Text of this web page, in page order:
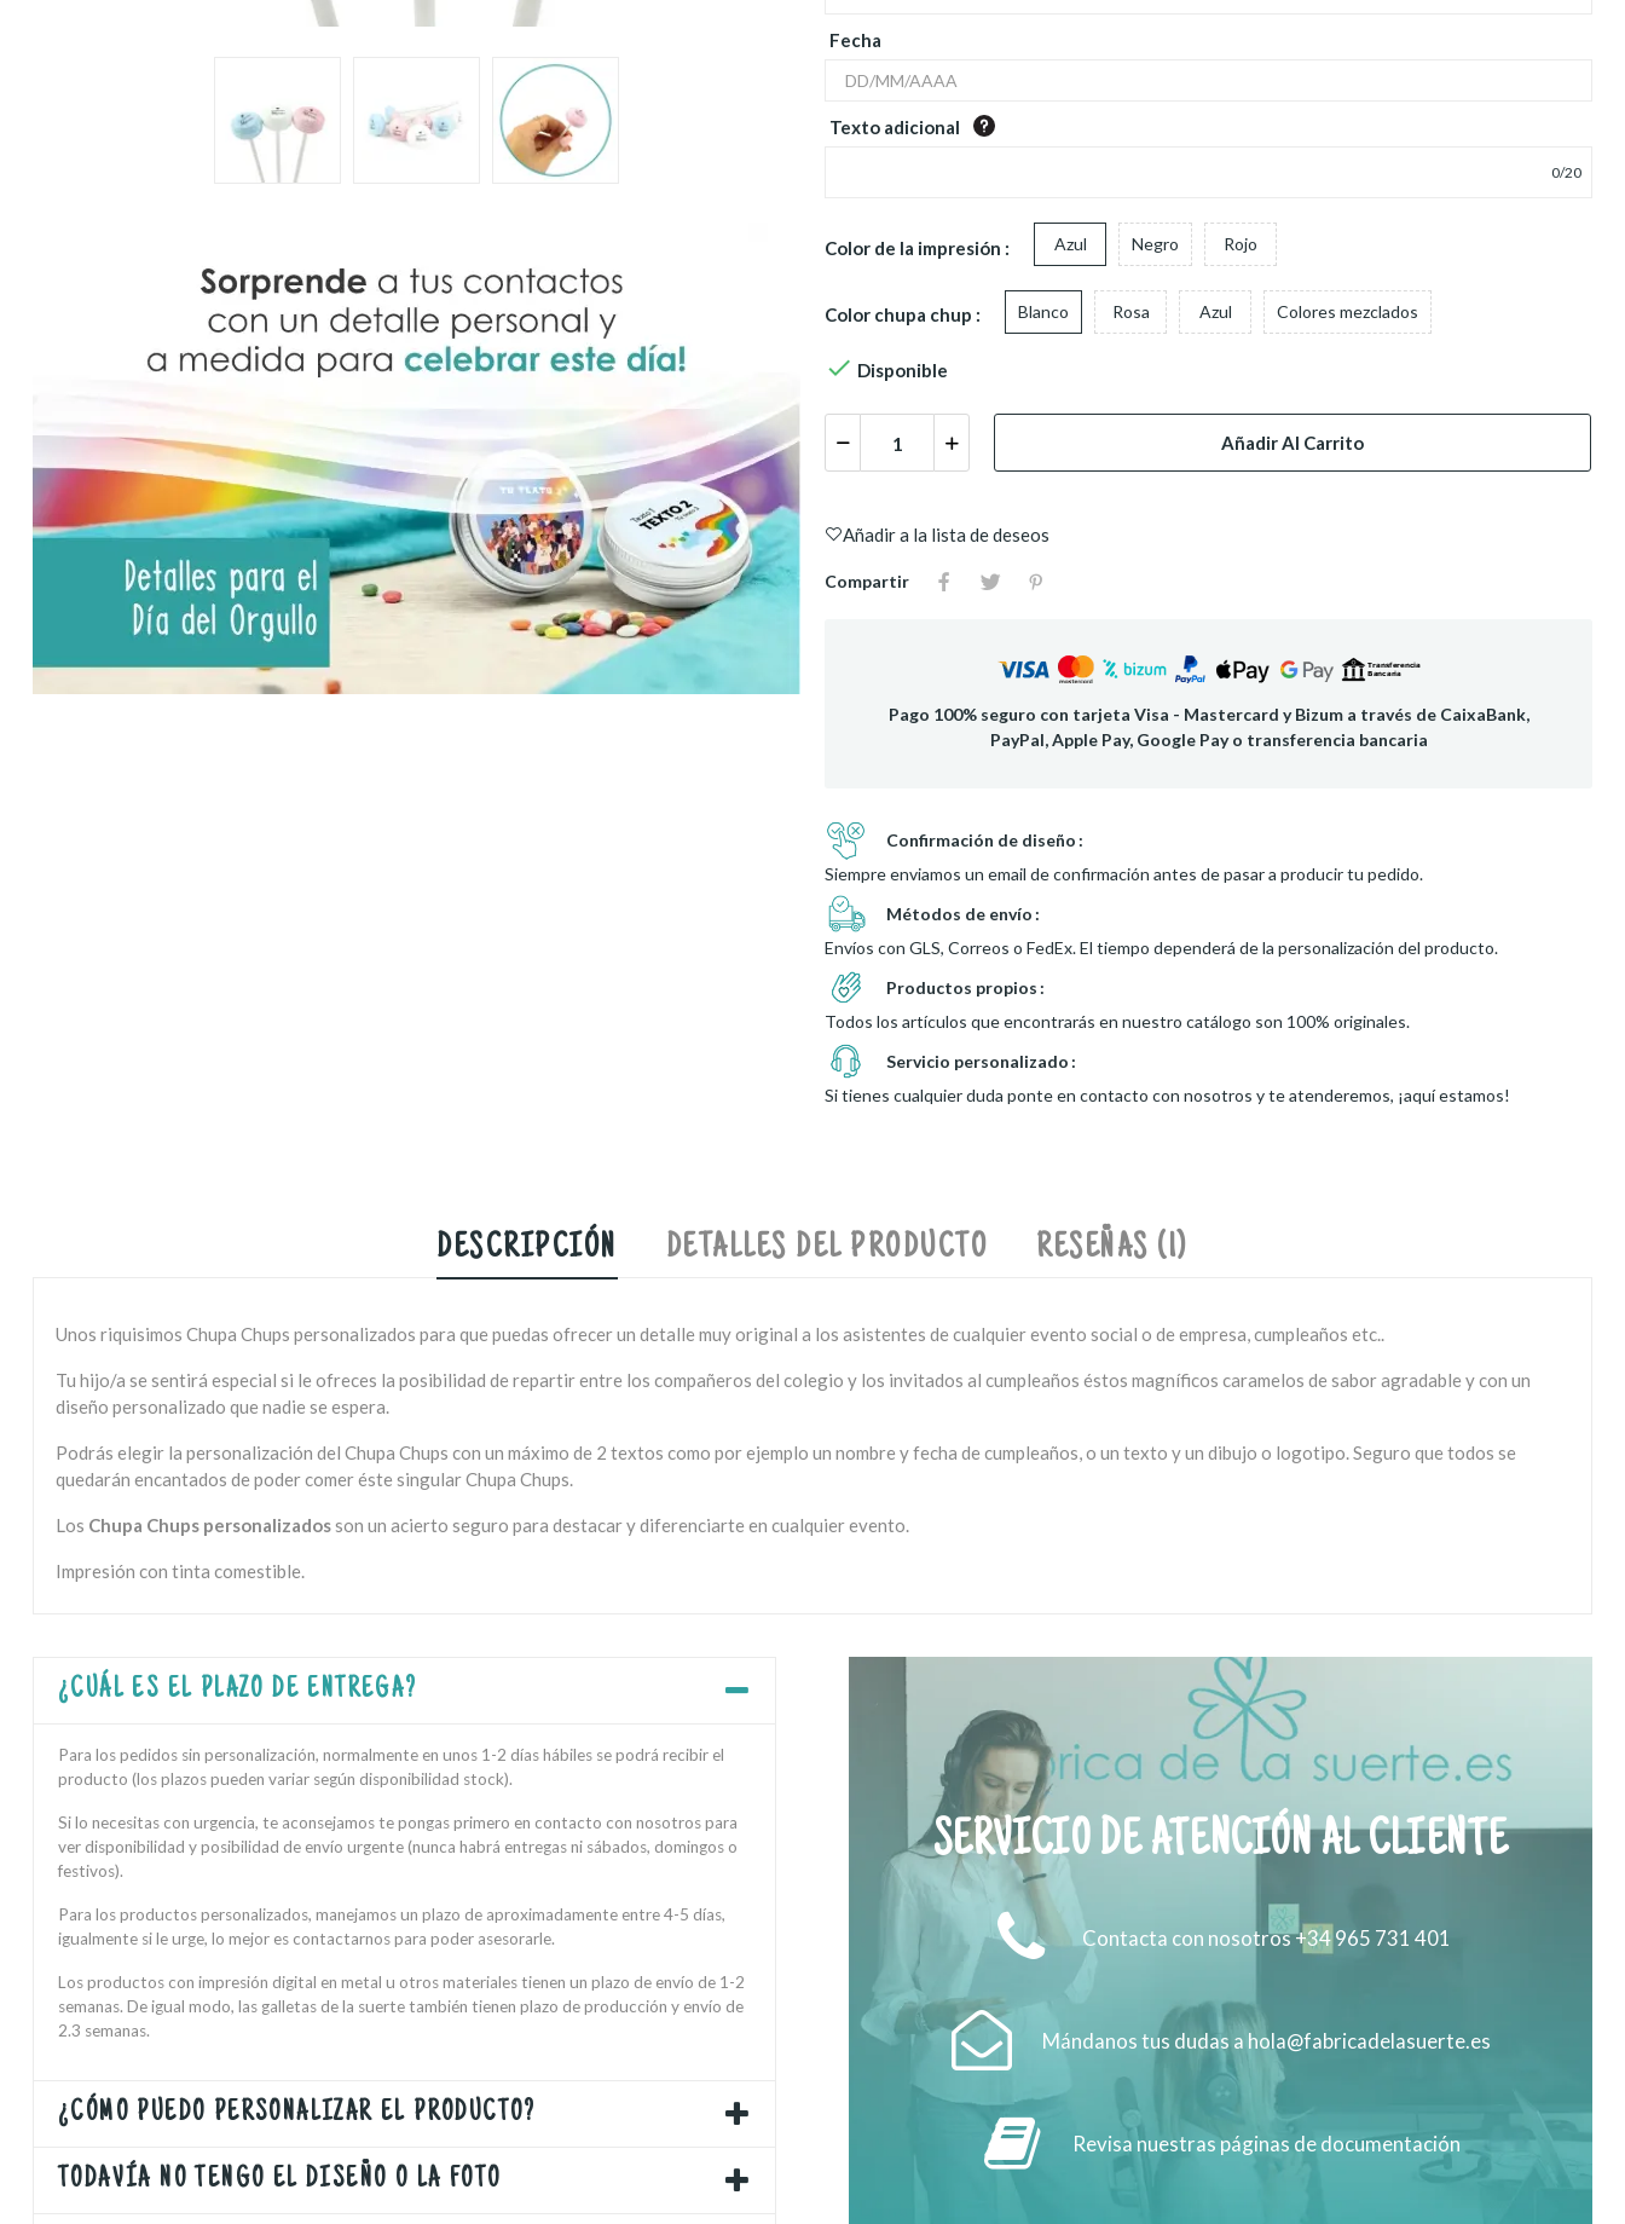
Fecha
Texto adicional
0/20
Color de la impresión : Azul Negro Rojo
Color chupa chup : Blanco Rosa Azul Colores mezclados
 Disponible
Añadir Al Carrito
Añadir a la lista de deseos
Compartir
Pago 100% seguro con tarjeta Visa - Mastercard y Bizum a través de CaixaBank,
PayPal, Apple Pay, Google Pay o transferencia bancaria
Confirmación de diseño
Siempre enviamos un email de confirmación antes de pasar a producir tu pedido.
Métodos de envío
Envíos con GLS, Correos o FedEx. El tiempo dependerá de la personalización del producto.
Productos propios
Todos los artículos que encontrarás en nuestro catálogo son 100% originales.
Servicio personalizado
Si tienes cualquier duda ponte en contacto con nosotros y te atenderemos, ¡aquí estamos!
DESCRIPCIÓN DETALLES DEL PRODUCTO RESEÑAS (1)
Unos riquisimos Chupa Chups personalizados para que puedas ofrecer un detalle muy original a los asistentes de cualquier evento social o de empresa, cumpleaños etc..
Tu hijo/a se sentirá especial si le ofreces la posibilidad de repartir entre los compañeros del colegio y los invitados al cumpleaños éstos magníficos caramelos de sabor agradable y con un
diseño personalizado que nadie se espera.
Podrás elegir la personalización del Chupa Chups con un máximo de 2 textos como por ejemplo un nombre y fecha de cumpleaños, o un texto y un dibujo o logotipo. Seguro que todos se
quedarán encantados de poder comer éste singular Chupa Chups.
Los Chupa Chups personalizadosson un acierto seguro para destacar y diferenciarte en cualquier evento.
Impresión con tinta comestible.
¿CUÁL ES EL PLAZO DE ENTREGA?
Para los pedidos sin personalización, normalmente en unos 1-2 días hábiles se podrá recibir el
producto (los plazos pueden variar según disponibilidad stock).
Si lo necesitas con urgencia, te aconsejamos te pongas primero en contacto con nosotros para
ver disponibilidad y posibilidad de envío urgente (nunca habrá entregas ni sábados, domingos o
festivos).
Para los productos personalizados, manejamos un plazo de aproximadamente entre 4-5 días,
igualmente si le urge, lo mejor es contactarnos para poder asesorarle.
Los productos con impresión digital en metal u otros materiales tienen un plazo de envío de 1-2
semanas. De igual modo, las galletas de la suerte también tienen plazo de producción y envío de
2.3 semanas.
¿CÓMO PUEDO PERSONALIZAR EL PRODUCTO?
TODAVÍA NO TENGO EL DISEÑO O LA FOTO
SERVICIO DE ATENCIÓN AL CLIENTE
Contacta con nosotros +34 965 731 401
Mándanos tus dudas a hola@fabricadelasuerte.es
Revisa nuestras páginas de documentación